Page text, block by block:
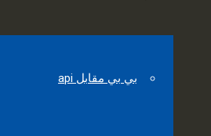
بي بي مقابل api